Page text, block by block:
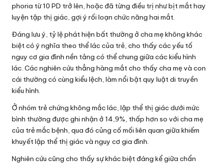
phoria từ 10 PD trở lên, hoặc đã từng điều trị như bịt mắt hay
luyện tập thị giác, gợi ý rối loạn chức năng hai mắt.
Đáng lưu ý, tỷ lệ phát hiện bất thường ở cha mẹ không khác
biệt có ý nghĩa theo thể lác của trẻ, cho thấy các yếu tố
nguy cơ gia đình nền tảng có thể chung giữa các kiểu hình
lác. Các nghiên cứu thẳng hàng mắt cho thấy cha mẹ và con
cái thường có cùng kiểu lệch, làm nổi bật quy luật di truyền
kiểu hình.
Ở nhóm trẻ chứng không mắc lác, lập thể thị giác dưới mức
bình thường được ghi nhận ở 14,9%, thấp hơn so với cha mẹ
của trẻ mắc bệnh, qua đó củng cố mối liên quan giữa khiếm
khuyết lập thể thị giác và nguy cơ gia đình.
Nghiên cứu cũng cho thấy sự khác biệt đáng kể giữa chẩn